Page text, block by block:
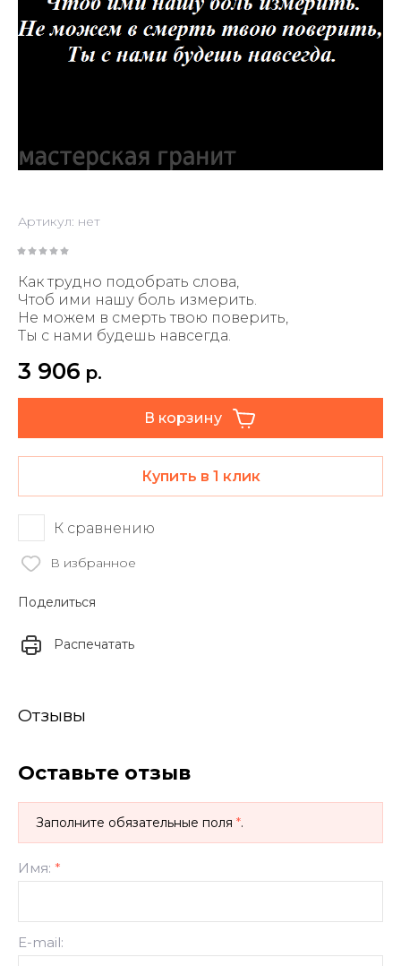
Артикул: нет
Как трудно подобрать слова,
Чтоб ими нашу боль измерить.
Не можем в смерть твою поверить,
Ты с нами будешь навсегда.
3 906 р.
В корзину
Купить в 1 клик
К сравнению
В избранное
Поделиться
Распечатать
Отзывы
Оставьте отзыв
Заполните обязательные поля *.
Имя: *
E-mail: